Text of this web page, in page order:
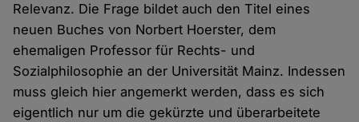
Relevanz. Die Frage bildet auch den Titel eines
neuen Buches von Norbert Hoerster, dem
ehemaligen Professor für Rechts- und
Sozialphilosophie an der Universität Mainz. Indessen
muss gleich hier angemerkt werden, dass es sich
eigentlich nur um die gekürzte und überarbeitete